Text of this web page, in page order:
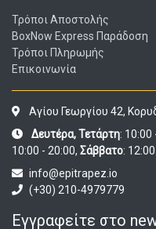
Τρόποι Αποστολής
BoxNow Express Παράδοση
Τρόποι Πληρωμής
Επικοινωνία
Αγίου Γεωργίου 42,
Δευτέρα, Τετάρτη: 10:00
10:00 - 20:00, Σάββατο:
info@epitrapez.io
(+30) 210-4979779
Εγγραφείτε στο